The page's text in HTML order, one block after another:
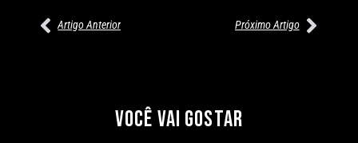
Artigo Anterior Próximo Artigo
VOCÊ VAI GOSTAR
SEGMENTOS A NÃO PERDER
Por exclusivewrestling
MUNDIAL FEMININO NA AEW
REDEMPTION
Por exclusivewrestling